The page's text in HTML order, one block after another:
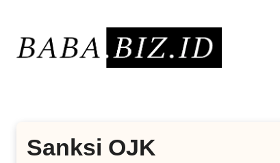
konten
Sanksi OJK